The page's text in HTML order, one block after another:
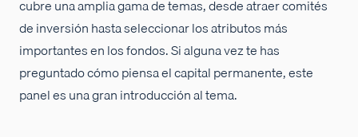
cubre una amplia gama de temas, desde atraer comités
de inversión hasta seleccionar los atributos más
importantes en los fondos. Si alguna vez te has
preguntado cómo piensa el capital permanente, este
panel es una gran introducción al tema.